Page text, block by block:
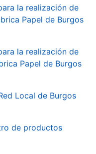
la realización de
Papel de Burgos
la realización de
Papel de Burgos
Local de Burgos
de productos